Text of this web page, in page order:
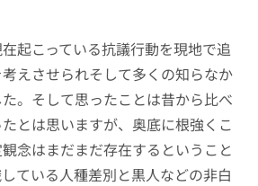
起こっている抗議行動を現地で追
えさせられそして多くの知らなか
。そして思ったことは昔から比べ
とは思いますが、奥底に根強くこ
念はまだまだ存在するということ
ている人種差別と黒人などの非白